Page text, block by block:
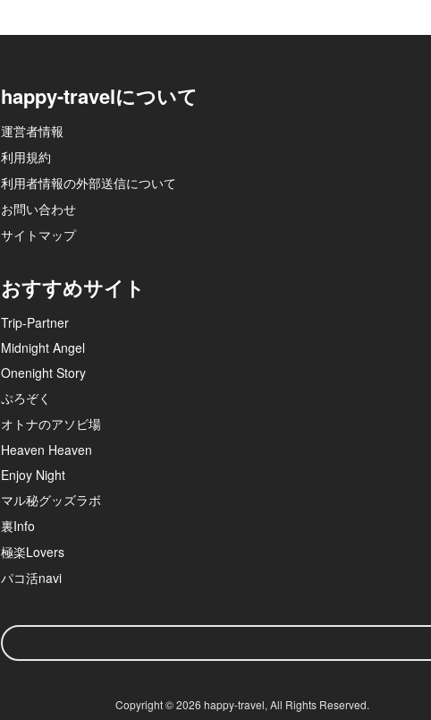
happy-travelについて
運営者情報
利用規約
利用者情報の外部送信について
お問い合わせ
サイトマップ
おすすめサイト
Trip-Partner
Midnight Angel
Onenight Story
ぷろぞく
オトナのアソビ場
Heaven Heaven
Enjoy Night
マル秘グッズラボ
裏Info
極楽Lovers
パコ活navi
検
索
Copyright ©2026 happy-travel, All Rights Reserved.